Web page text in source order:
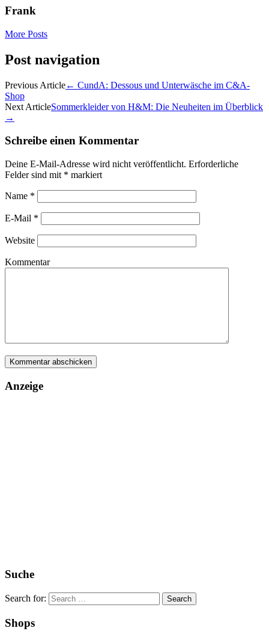
Frank
More Posts
Post navigation
Previous Article← CundA: Dessous und Unterwäsche im C&A-
Shop
Next ArticleSommerkleider von H&M: Die Neuheiten im Überblick
→
Schreibe einen Kommentar
Deine E-Mail-Adresse wird nicht veröffentlicht. Erforderliche
Felder sind mit * markiert
Name *
E-Mail *
Website
Kommentar
Anzeige
Suche
Search for:
Shops